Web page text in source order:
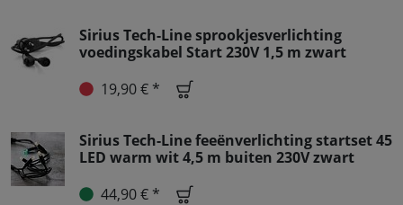
Sirius Tech-Line sprookjesverlichting
voedingskabel Start 230V 1,5 m zwart
19,90 € *
Sirius Tech-Line feeënverlichting startset 45
LED warm wit 4,5 m buiten 230V zwart
44,90 € *